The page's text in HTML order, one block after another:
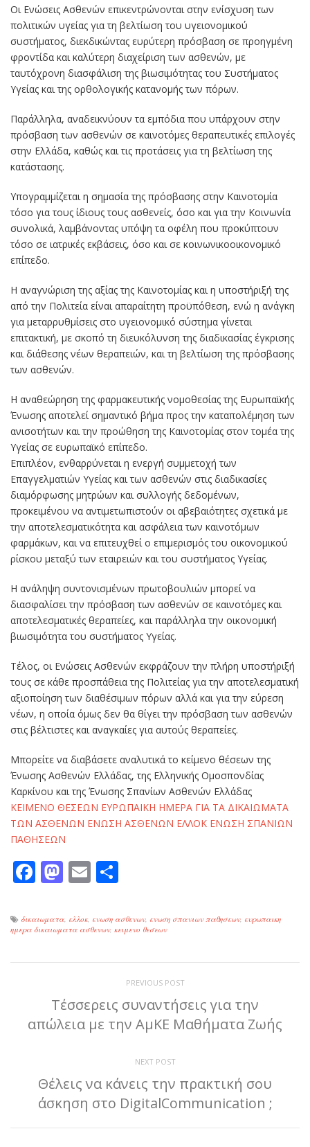
Οι Ενώσεις Ασθενών επικεντρώνονται στην ενίσχυση των
πολιτικών υγείας για τη βελτίωση του υγειονομικού
συστήματος, διεκδικώντας ευρύτερη πρόσβαση σε προηγμένη
φροντίδα και καλύτερη διαχείριση των ασθενών, με
ταυτόχρονη διασφάλιση της βιωσιμότητας του Συστήματος
Υγείας και της ορθολογικής κατανομής των πόρων.
Παράλληλα, αναδεικνύουν τα εμπόδια που υπάρχουν στην
πρόσβαση των ασθενών σε καινοτόμες θεραπευτικές επιλογές
στην Ελλάδα, καθώς και τις προτάσεις για τη βελτίωση της
κατάστασης.
Υπογραμμίζεται η σημασία της πρόσβασης στην Καινοτομία
τόσο για τους ίδιους τους ασθενείς, όσο και για την Κοινωνία
συνολικά, λαμβάνοντας υπόψη τα οφέλη που προκύπτουν
τόσο σε ιατρικές εκβάσεις, όσο και σε κοινωνικοοικονομικό
επίπεδο.
Η αναγνώριση της αξίας της Καινοτομίας και η υποστήριξή της
από την Πολιτεία είναι απαραίτητη προϋπόθεση, ενώ η ανάγκη
για μεταρρυθμίσεις στο υγειονομικό σύστημα γίνεται
επιτακτική, με σκοπό τη διευκόλυνση της διαδικασίας έγκρισης
και διάθεσης νέων θεραπειών, και τη βελτίωση της πρόσβασης
των ασθενών.
Η αναθεώρηση της φαρμακευτικής νομοθεσίας της Ευρωπαϊκής
Ένωσης αποτελεί σημαντικό βήμα προς την καταπολέμηση των
ανισοτήτων και την προώθηση της Καινοτομίας στον τομέα της
Υγείας σε ευρωπαϊκό επίπεδο.
Επιπλέον, ενθαρρύνεται η ενεργή συμμετοχή των
Επαγγελματιών Υγείας και των ασθενών στις διαδικασίες
διαμόρφωσης μητρώων και συλλογής δεδομένων,
προκειμένου να αντιμετωπιστούν οι αβεβαιότητες σχετικά με
την αποτελεσματικότητα και ασφάλεια των καινοτόμων
φαρμάκων, και να επιτευχθεί ο επιμερισμός του οικονομικού
ρίσκου μεταξύ των εταιρειών και του συστήματος Υγείας.
Η ανάληψη συντονισμένων πρωτοβουλιών μπορεί να
διασφαλίσει την πρόσβαση των ασθενών σε καινοτόμες και
αποτελεσματικές θεραπείες, και παράλληλα την οικονομική
βιωσιμότητα του συστήματος Υγείας.
Τέλος, οι Ενώσεις Ασθενών εκφράζουν την πλήρη υποστήριξή
τους σε κάθε προσπάθεια της Πολιτείας για την αποτελεσματική
αξιοποίηση των διαθέσιμων πόρων αλλά και για την εύρεση
νέων, η οποία όμως δεν θα θίγει την πρόσβαση των ασθενών
στις βέλτιστες και αναγκαίες για αυτούς θεραπείες.
Μπορείτε να διαβάσετε αναλυτικά το κείμενο θέσεων της
Ένωσης Ασθενών Ελλάδας, της Ελληνικής Ομοσπονδίας
Καρκίνου και της Ένωσης Σπανίων Ασθενών Ελλάδας
ΚΕΙΜΕΝΟ ΘΕΣΕΩΝ ΕΥΡΩΠΑΙΚΗ ΗΜΕΡΑ ΓΙΑ ΤΑ ΔΙΚΑΙΩΜΑΤΑ
ΤΩΝ ΑΣΘΕΝΩΝ ΕΝΩΣΗ ΑΣΘΕΝΩΝ ΕΛΛΟΚ ΕΝΩΣΗ ΣΠΑΝΙΩΝ
ΠΑΘΗΣΕΩΝ
Facebook
Mastodon
Email
δικαιωματα, ελλοκ, ενωση ασθενων, ενωση σπανιων παθησεων, ευρωπαικη
ημερα δικαιωματα ασθενων, κειμενο θεσεων
PREVIOUS POST
Τέσσερεις συναντήσεις για την
απώλεια με την ΑμΚΕ Μαθήματα Ζωής
NEXT POST
Θέλεις να κάνεις την πρακτική σου
άσκηση στο DigitalCommunication ;